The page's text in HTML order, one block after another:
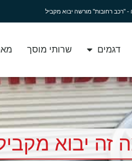
- "רכב רחובות" מורשה יבוא מקביל
דגמים שרותי מוסך
זה יבוא